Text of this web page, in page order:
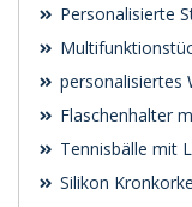
Personalisierte
personalisiertes
Flaschenhalter
Tennisbälle mit
Silikon